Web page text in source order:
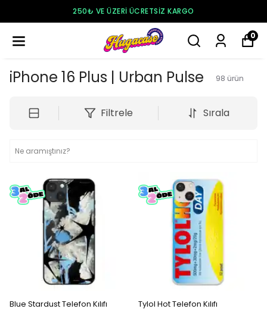
250₺ VE ÜZERI ÜCRETSIZ KARGO
0
iPhone 16 Plus | Urban Pulse 98 ürün
Filtrele Sırala
Blue Stardust Telefon Kılıfı Tylol Hot Telefon Kılıfı